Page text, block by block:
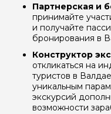
Партнерская и
принимайте
и получайте
бронирования в
Конструктор
откликаться на
туристов в
уникальным
экскурсий
возможности